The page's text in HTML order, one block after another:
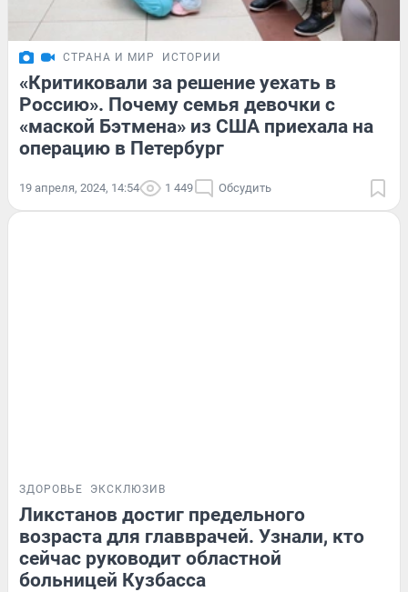
СТРАНА И МИР ИСТОРИИ
«Критиковали за решение уехать в
Россию». Почему семья девочки с
«маской Бэтмена» из США приехала на
операцию в Петербург
19 апреля, 2024, 14:54 1 449 Обсудить
ЗДОРОВЬЕ ЭКСКЛЮЗИВ
Ликстанов достиг предельного
возраста для главврачей. Узнали, кто
сейчас руководит областной
больницей Кузбасса